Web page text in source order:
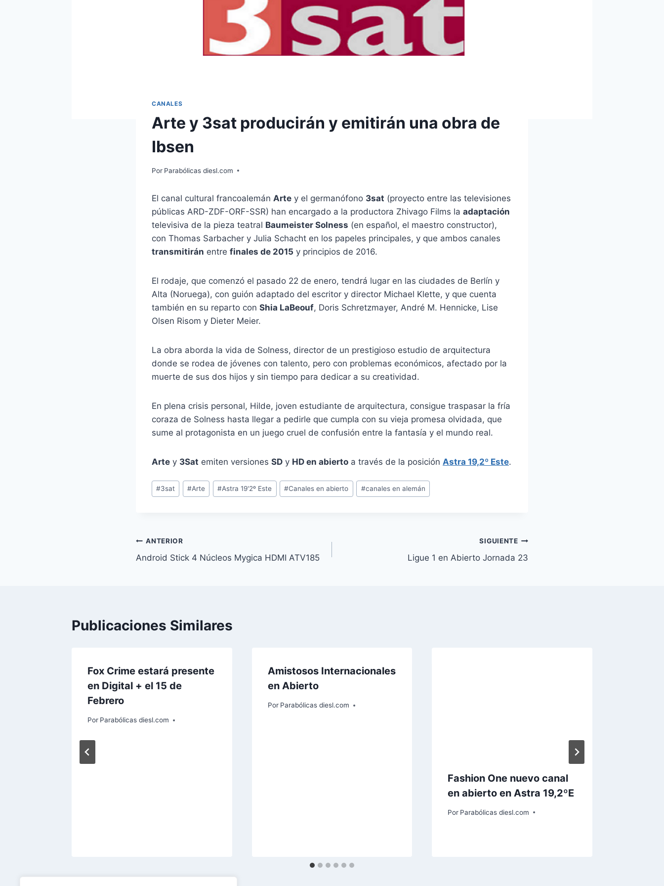
CANALES
Arte y 3sat producirán y emitirán una obra de
Ibsen
Por Parabólicas diesl.com
El canal cultural francoalemán Arte y el germanófono 3sat (proyecto entre las televisiones
públicas ARD-ZDF-ORF-SSR) han encargado a la productora Zhivago Films la adaptación
televisiva de la pieza teatral Baumeister Solness (en español, el maestro constructor),
con Thomas Sarbacher y Julia Schacht en los papeles principales, y que ambos canales
transmitirán entre finales de 2015 y principios de 2016.
El rodaje, que comenzó el pasado 22 de enero, tendrá lugar en las ciudades de Berlín y
Alta (Noruega), con guión adaptado del escritor y director Michael Klette, y que cuenta
también en su reparto con Shia LaBeouf, Doris Schretzmayer, André M. Hennicke, Lise
Olsen Risom y Dieter Meier.
La obra aborda la vida de Solness, director de un prestigioso estudio de arquitectura
donde se rodea de jóvenes con talento, pero con problemas económicos, afectado por la
muerte de sus dos hijos y sin tiempo para dedicar a su creatividad.
En plena crisis personal, Hilde, joven estudiante de arquitectura, consigue traspasar la fría
coraza de Solness hasta llegar a pedirle que cumpla con su vieja promesa olvidada, que
sume al protagonista en un juego cruel de confusión entre la fantasía y el mundo real.
Arte y 3Sat emiten versiones SD y HD en abierto a través de la posición Astra 19,2º Este.
Etiquetas
de
#3sat #Arte #Astra 19'2º Este #Canales en abierto #canales en alemán
Navegación
de
ANTERIOR
Android Stick 4 Núcleos Mygica HDMI ATV185
SIGUIENTE
Ligue 1 en Abierto Jornada 23
Publicaciones Similares
Fox Crime estará presente
en Digital + el 15 de
Febrero
Por Parabólicas diesl.com
Amistosos Internacionales
en Abierto
Por Parabólicas diesl.com
Fashion One nuevo canal
en abierto en Astra 19,2ºE
Por Parabólicas diesl.com